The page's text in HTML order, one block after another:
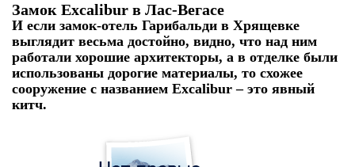
Замок Excalibur в Лас-Вегасе
И если замок-отель Гарибальди в Хрящевке
выглядит весьма достойно, видно, что над ним
работали хорошие архитекторы, а в отделке были
использованы дорогие материалы, то схожее
сооружение с названием Excalibur – это явный
китч.